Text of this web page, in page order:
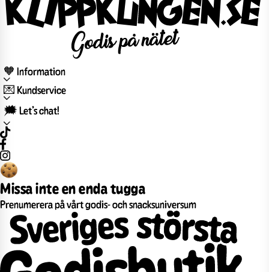
🧡 Information
💌 Kundservice
🗯️ Let’s chat!
Missa inte en enda tugga
Prenumerera på vårt godis- och snacksuniversum